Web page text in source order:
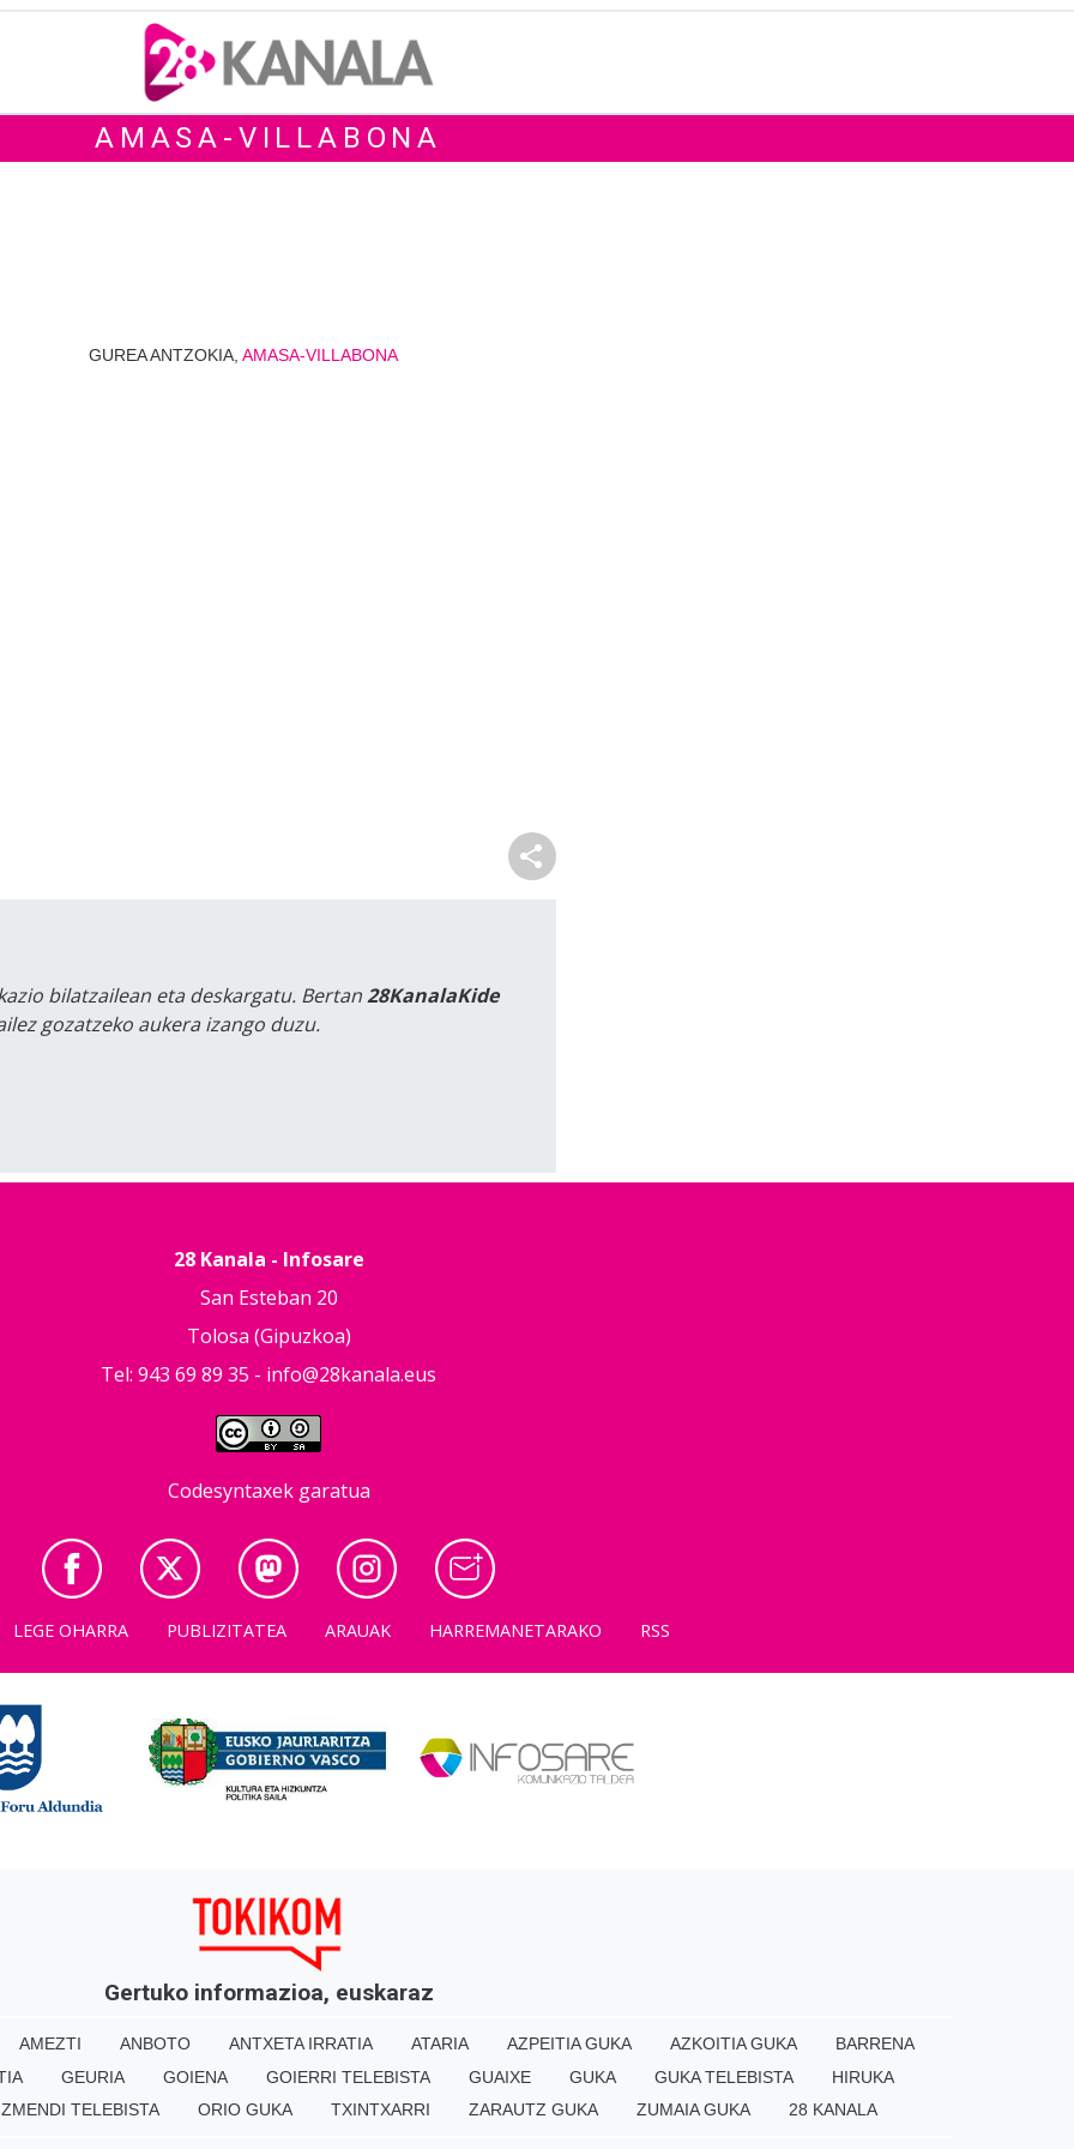
AMASA-VILLABONA
GUREA ANTZOKIA, AMASA-VILLABONA
bilatzailean eta deskargatu. Bertan28KanalaKide
gozatzeko aukera izango duzu.
28 Kanala - Infosare
San Esteban 20
Tolosa (Gipuzkoa)
Tel: 943 69 89 35 - info@28kanala.eus
Codesyntaxek garatua
LEGE OHARRA PUBLIZITATEA ARAUAK HARREMANETARAKO RSS
Gertuko informazioa, euskaraz
AMEZTI ANBOTO ANTXETA IRRATIA ATARIA AZPEITIA GUKA AZKOITIA GUKA
BARRENA
GEURIA GOIENA GOIERRI TELEBISTA GUAIXE GUKA GUKA TELEBISTA
HIRUKA
TELEBISTA ORIO GUKA TXINTXARRI ZARAUTZ GUKA ZUMAIA GUKA 28 KANALA